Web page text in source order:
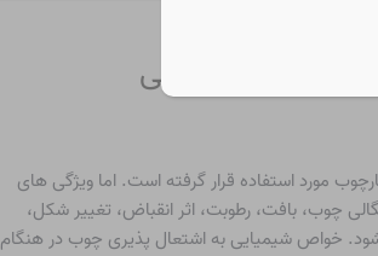
مورد استفاده قرار گرفته است. اما ویژگی های
چوب، بافت، رطوبت، اثر انقباض، تغییر شکل،
خواص شیمیایی به اشتعال پذیری چوب در هنگام